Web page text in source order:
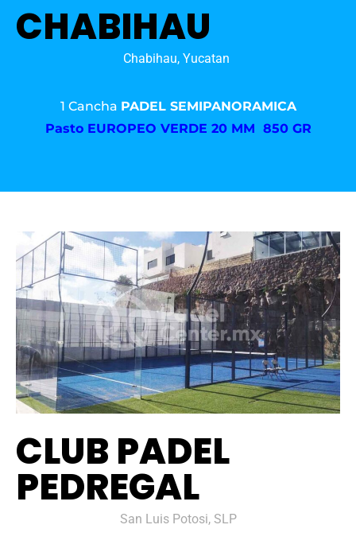
CHABIHAU
Chabihau, Yucatan
1 Cancha PADEL SEMIPANORAMICA
Pasto EUROPEO VERDE 20 MM 850 GR
CLUB PADEL
PEDREGAL
San Luis Potosi, SLP